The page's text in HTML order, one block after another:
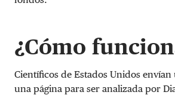
¿Cómo
Científicos de Estados Unidos
una página para ser analizada por